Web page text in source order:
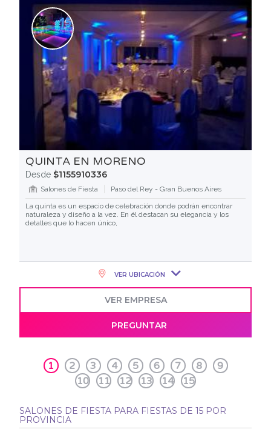
QUINTA EN MORENO
Desde $1155910336
Salones de Fiesta
Paso del Rey - Gran Buenos Aires
La quinta es un espacio de celebración donde podrán encontrar
naturaleza y diseño a la vez. En él destacan su elegancia y los
detalles que lo hacen único,
VER UBICACIÓN
VER EMPRESA
PREGUNTAR
1 2 3 4 5 6 7 8
9
10
11 12 13 14 15
SALONES DE FIESTA PARA FIESTAS DE 15 POR
PROVINCIA